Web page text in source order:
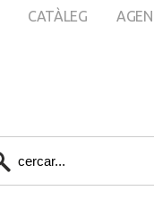
CATÀLEG